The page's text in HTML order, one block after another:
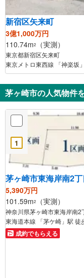
新宿区矢来町
3億1,000万円
110.74m2 （実測）
東京都新宿区矢来町
東京メトロ東西線 「神楽坂
茅ヶ崎市の人気物件
1
茅ヶ崎市東海岸南2丁
5,390万円
101.59m2 （実測）
神奈川県茅ヶ崎市東海岸南2
東海道本線 「茅ケ崎」駅 徒
成約でもらえる